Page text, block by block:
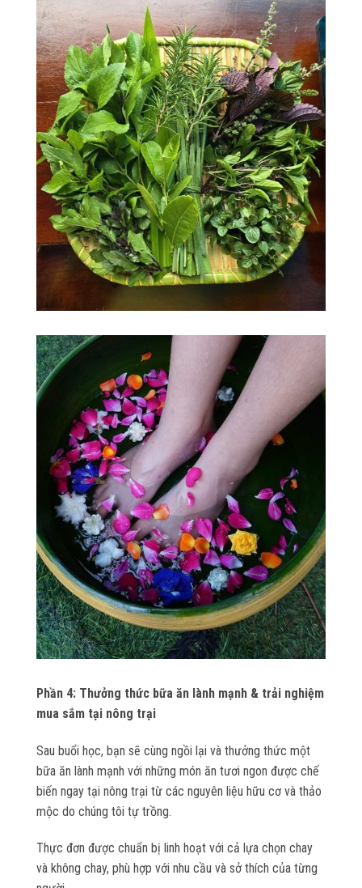
Phần 4: Thưởng thức bữa ăn lành mạnh & trải nghiệm
mua sắm tại nông trại
Sau buổi học, bạn sẽ cùng ngồi lại và thưởng thức một
bữa ăn lành mạnh với những món ăn tươi ngon được chế
biến ngay tại nông trại từ các nguyên liệu hữu cơ và thảo
mộc do chúng tôi tự trồng.
Thực đơn được chuẩn bị linh hoạt với cả lựa chọn chay
và không chay, phù hợp với nhu cầu và sở thích của từng